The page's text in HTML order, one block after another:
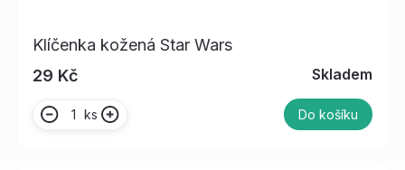
Klíčenka kožená Star Wars
29 Kč
Skladem
ks Do košíku